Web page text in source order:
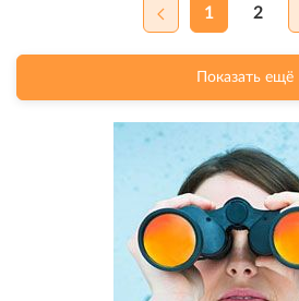
1 2
Показать ещё